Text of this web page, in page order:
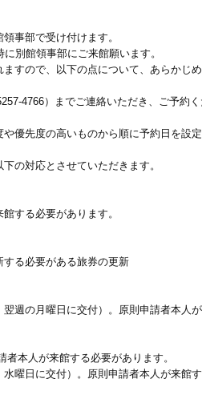
事部で受け付けます。
別館領事部にご来館願います。
ので、以下の点について、あらかじめ
4766）までご連絡いただき、ご予約く
先度の高いものから順に予約日を設定
の対応とさせていただきます。
する必要があります。
る必要がある旅券の更新
の月曜日に交付）。原則申請者本人が
本人が来館する必要があります。
曜日に交付）。原則申請者本人が来館す